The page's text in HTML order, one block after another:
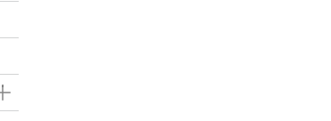
Visa/Göm undermeny